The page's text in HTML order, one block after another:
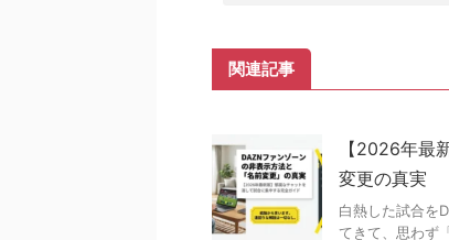
関連記事
【2026年最
変更の真実
白熱した試合を
てきて、思わず